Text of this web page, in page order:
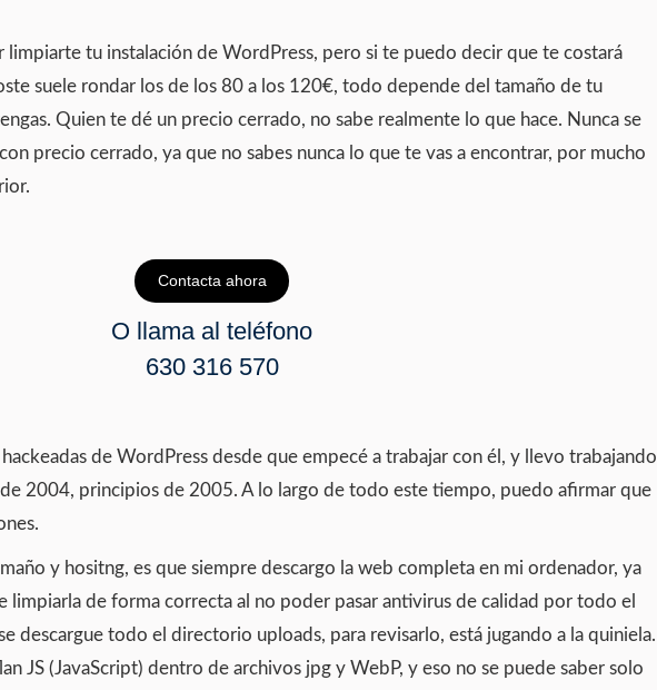
tu instalación de WordPress, pero si te puedo decir que te costará
suele rondar los de los 80 a los 120€, todo depende del tamaño de tu
Quien te dé un precio cerrado, no sabe realmente lo que hace. Nunca se
precio cerrado, ya que no sabes nunca lo que te vas a encontrar, por mucho
Contacta ahora
O llama al teléfono
630 316 570
de WordPress desde que empecé a trabajar con él, y llevo trabajando
2004, principios de 2005. A lo largo de todo este tiempo, puedo afirmar que
y hositng, es que siempre descargo la web completa en mi ordenador, ya
limpiarla de forma correcta al no poder pasar antivirus de calidad por todo el
descargue todo el directorio uploads, para revisarlo, está jugando a la quiniela.
JS (JavaScript) dentro de archivos jpg y WebP, y eso no se puede saber solo